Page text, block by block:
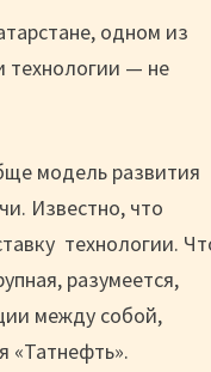
одном из
технологии — не
модель развития
Известно, что
технологии.
разумеется,
между собой,
«Татнефть».